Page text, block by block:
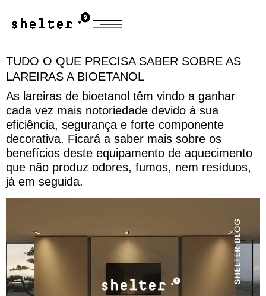
TUDO O QUE PRECISA SABER SOBRE AS
LAREIRAS A BIOETANOL
As lareiras de bioetanol têm vindo a ganhar
cada vez mais notoriedade devido à sua
eficiência, segurança e forte componente
decorativa. Ficará a saber mais sobre os
benefícios deste equipamento de aquecimento
que não produz odores, fumos, nem resíduos,
já em seguida.